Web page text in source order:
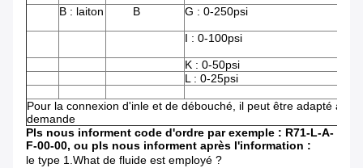
B : laiton B G : 0-250psi
I : 0-100psi
K : 0-50psi
L : 0-25psi
Pour la connexion d'inle et de débouché, il peut être adapté aux
demande
Pls nous informent code d'ordre par exemple : R71-L-A-
F-00-00, ou pls nous informent après l'information :
le type 1.What de fluide est employé ?